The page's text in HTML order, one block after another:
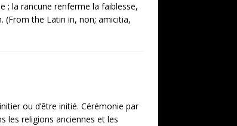
; la rancune renferme la faiblesse,
(From the Latin in, non; amicitia,
ou d’être initié. Cérémonie par
les religions anciennes et les